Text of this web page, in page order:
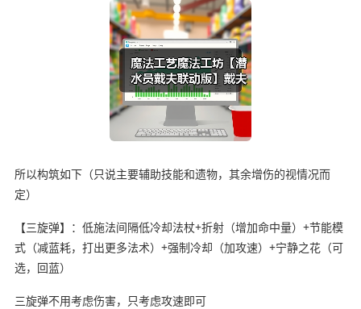
所以构筑如下（只说主要辅助技能和遗物，其余增伤的视情况而
定）
【三旋弹】：低施法间隔低冷却法杖+折射（增加命中量）+节能模
式（减蓝耗，打出更多法术）+强制冷却（加攻速）+宁静之花（可
选，回蓝）
三旋弹不用考虑伤害，只考虑攻速即可